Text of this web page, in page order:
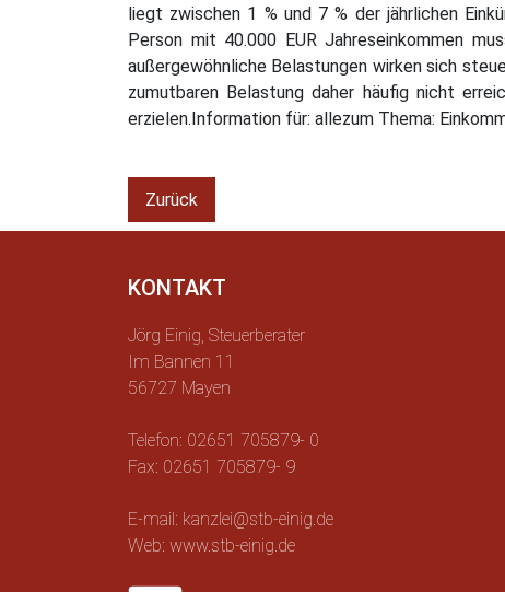
liegt zwischen 1 % und 7 % der jährlichen
Person mit 40.000 EUR Jahreseinkommen
außergewöhnliche Belastungen wirken sich
zumutbaren Belastung daher häufig nicht
erzielen.Information für: allezum Thema:
Zurück
KONTAKT
Jörg Einig, Steuerberater
Im Bannen 11
56727 Mayen
Telefon: 02651 705879- 0
Fax: 02651 705879- 9
E-mail: kanzlei@stb-einig.de
Web: www.stb-einig.de